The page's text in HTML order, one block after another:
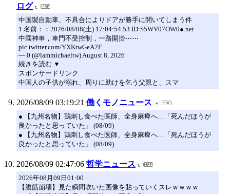
ログ
中国製自動車、不具合によりドアが勝手に開いてしまう件
1 名前：：2026/08/08(土) 17:04:54.53 ID:S5WV07OW0●.net
中國神車，車門不受控制，一路開掛⋯⋯
pic.twitter.com/YXKtwGeA2F
— 0 (@lammichaeltw) August 8, 2026
続きを読む ▼
スポンサードリンク
中国人の子供が溺れ、周りに助けを乞う父親と、スマ
2026/08/09 03:19:21 働くモノニュース
● 【九州名物】鶏刺し食べた医師、全身麻痺へ…「死んだほうが
良かったと思っていた」 (08/09)
● 【九州名物】鶏刺し食べた医師、全身麻痺へ…「死んだほうが
良かったと思っていた」 (08/09)
2026/08/09 02:47:06 哲学ニュース
2026年08月09日01:00
【腹筋崩壊】見た瞬間吹いた画像を貼っていくスレｗｗｗｗ